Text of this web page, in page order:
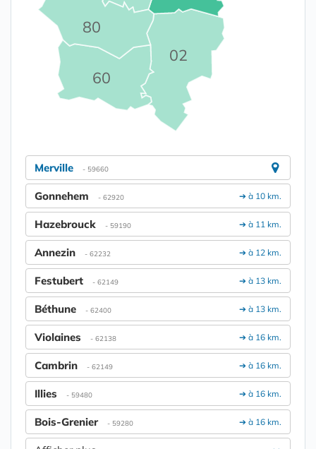
02
60
80
Merville - 59660
➔ à 10 km.
Gonnehem - 62920
➔ à 11 km.
Hazebrouck - 59190
➔ à 12 km.
Annezin - 62232
➔ à 13 km.
Festubert - 62149
➔ à 13 km.
Béthune - 62400
➔ à 16 km.
Violaines - 62138
➔ à 16 km.
Cambrin - 62149
➔ à 16 km.
Illies - 59480
➔ à 16 km.
Bois-Grenier - 59280